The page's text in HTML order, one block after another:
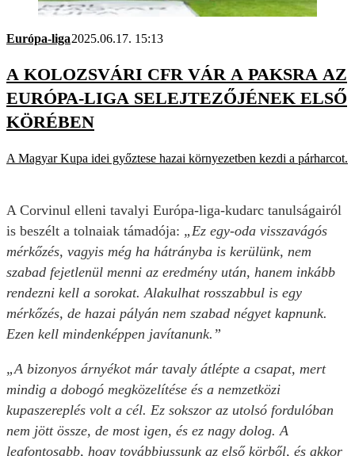
Európa-liga2025.06.17. 15:13
A KOLOZSVÁRI CFR VÁR A PAKSRA AZ
EURÓPA-LIGA SELEJTEZŐJÉNEK ELSŐ
KÖRÉBEN
A Magyar Kupa idei győztese hazai környezetben kezdi a párharcot.
A Corvinul elleni tavalyi Európa-liga-kudarc tanulságairól
is beszélt a tolnaiak támadója: „Ez egy-oda visszavágós
mérkőzés, vagyis még ha hátrányba is kerülünk, nem
szabad fejetlenül menni az eredmény után, hanem inkább
rendezni kell a sorokat. Alakulhat rosszabbul is egy
mérkőzés, de hazai pályán nem szabad négyet kapnunk.
Ezen kell mindenképpen javítanunk.”
„A bizonyos árnyékot már tavaly átlépte a csapat, mert
mindig a dobogó megközelítése és a nemzetközi
kupaszereplés volt a cél. Ez sokszor az utolsó fordulóban
nem jött össze, de most igen, és ez nagy dolog. A
legfontosabb, hogy továbbjussunk az első körből, és akkor